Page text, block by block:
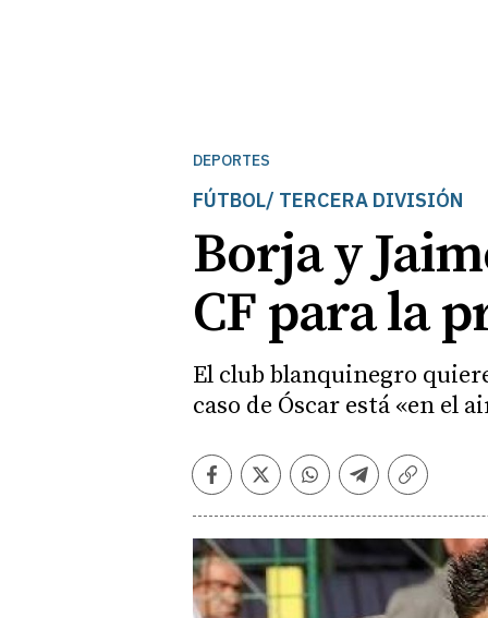
DEPORTES
FÚTBOL/ TERCERA DIVISIÓN
Borja y
CF para la
El club blanquinegro
caso de Óscar está «en el
Facebook
TwitterWhatsapp
Telegram
Copiar